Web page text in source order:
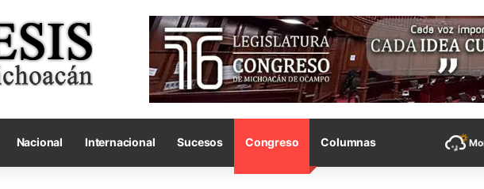
Nacional Internacional Sucesos Congreso Columnas